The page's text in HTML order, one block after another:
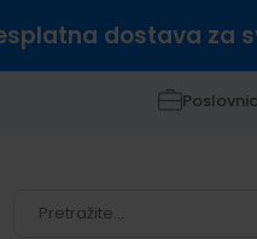
dostava za